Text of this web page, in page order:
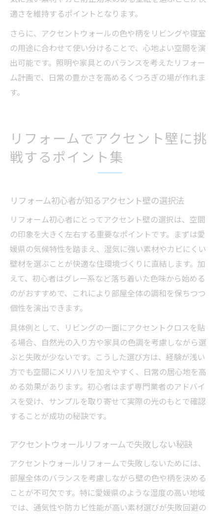
適さを維持するポイントとなります。
さらに、アクセントウォールの色や柄をリビングや寝室
の用途に合わせて使い分けることで、心地よい空間を演
出可能です。照明や家具とのバランスを考えたリフォー
ム計画で、日常の豊かさを高めるくつろぎの場が作れま
す。
リフォームでアクセント壁に挑
戦するポイント集
リフォーム初心者が知るアクセント壁の選択法
リフォーム初心者にとってアクセント壁の選択は、空間
の印象を大きく左右する重要なポイントです。まずは愛
媛県の気候特性を踏まえ、湿気に強い素材やカビにくい
壁材を選ぶことが快適な住環境づくりに直結します。加
えて、初心者はグレー系など落ち着いた色味から始める
のがおすすめで、これにより部屋全体の調和を保ちつつ
個性を演出できます。
具体例として、リビングの一面にアクセントクロスを貼
る場合、自然光の入り方や家具の色調を考慮しながら選
ぶと失敗が少ないです。こうした選び方は、経験が浅い
方でも空間にメリハリを加えやすく、日常の居心地を高
める効果があります。初心者はまず専門業者のアドバイ
スを受け、サンプルを取り寄せて実際の光のもとで確認
することが成功の秘訣です。
アクセントウォールリフォームで失敗しない秘訣
アクセントウォールリフォームで失敗しないためには、
部屋全体のバランスを考慮しながら壁の色や柄を決める
ことが不可欠です。特に愛媛県のような湿度の高い地域
では、通気性や防カビ性能が高い素材選びが失敗回避の